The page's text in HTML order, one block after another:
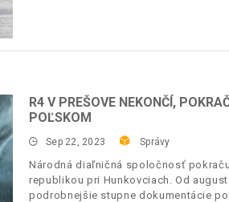
R4 V PREŠOVE NEKONČÍ,
POĽSKOM
Sep 22, 2023 Správy
Národná diaľničná spoločnosť
republikou pri Hunkovciach. Od
podrobnejšie stupne dokumentácie